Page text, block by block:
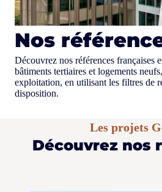
Nos
Découvrez nos références françaises
bâtiments tertiaires et logements
exploitation, en utilisant les filtres de
disposition.
Les projets
Découvrez nos